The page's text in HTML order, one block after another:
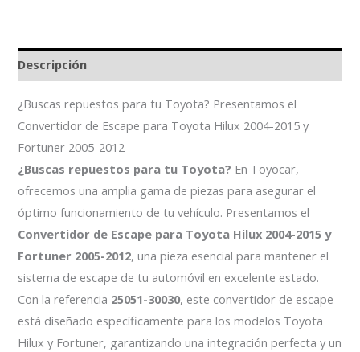
Descripción
¿Buscas repuestos para tu Toyota? Presentamos el
Convertidor de Escape para Toyota Hilux 2004-2015 y
Fortuner 2005-2012
¿Buscas repuestos para tu Toyota? En Toyocar,
ofrecemos una amplia gama de piezas para asegurar el
óptimo funcionamiento de tu vehículo. Presentamos el
Convertidor de Escape para Toyota Hilux 2004-2015 y
Fortuner 2005-2012, una pieza esencial para mantener el
sistema de escape de tu automóvil en excelente estado.
Con la referencia 25051-30030, este convertidor de escape
está diseñado específicamente para los modelos Toyota
Hilux y Fortuner, garantizando una integración perfecta y un